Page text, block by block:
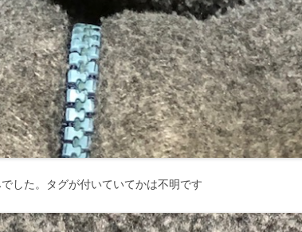
した。タグが付いていてかは不明です